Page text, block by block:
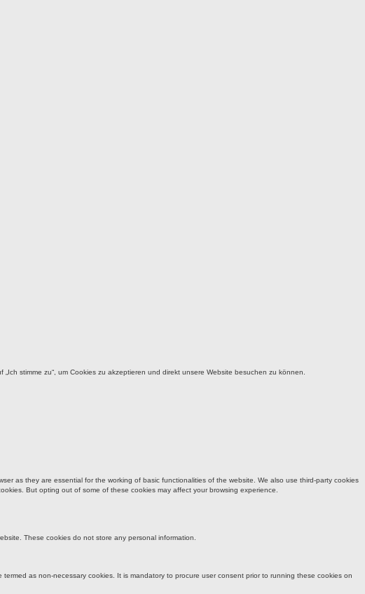
stimme zu“, um Cookies zu akzeptieren und direkt unsere Website besuchen zu können.
as they are essential for the working of basic functionalities of the website. We also use third-party cookies
But opting out of some of these cookies may affect your browsing experience.
These cookies do not store any personal information.
as non-necessary cookies. It is mandatory to procure user consent prior to running these cookies on